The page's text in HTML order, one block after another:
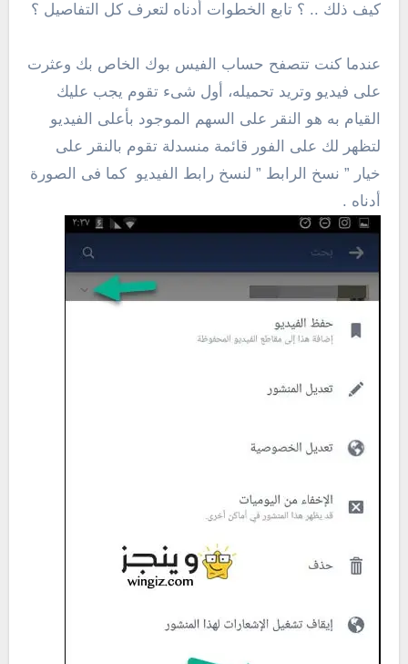
كيف ذلك .. ؟ تابع الخطوات أدناه لتعرف كل التفاصيل ؟
عندما كنت تتصفح حساب الفيس بوك الخاص بك وعثرت
على فيديو وتريد تحميله، أول شىء تقوم يجب عليك
القيام به هو النقر على السهم الموجود بأعلى الفيديو
لتظهر لك على الفور قائمة منسدلة تقوم بالنقر على
خيار ” نسخ الرابط ” لنسخ رابط الفيديو كما فى الصورة
أدناه .